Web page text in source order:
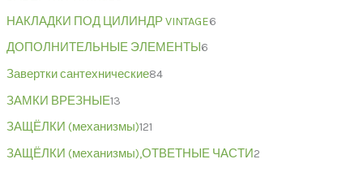
НАКЛАДКИ ПОД ЦИЛИНДР VINTAGE6
ДОПОЛНИТЕЛЬНЫЕ ЭЛЕМЕНТЫ 6
Завертки сантехнические84
ЗАМКИ ВРЕЗНЫЕ13
ЗАЩЁЛКИ (механизмы)121
ЗАЩЁЛКИ (механизмы),ОТВЕТНЫЕ ЧАСТИ2